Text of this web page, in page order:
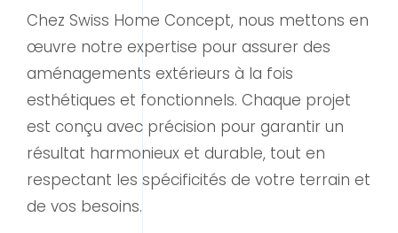
Chez Swiss Home Concept, nous mettons en
œuvre notre expertise pour assurer des
aménagements extérieurs à la fois
esthétiques et fonctionnels. Chaque projet
est conçu avec précision pour garantir un
résultat harmonieux et durable, tout en
respectant les spécificités de votre terrain et
de vos besoins.